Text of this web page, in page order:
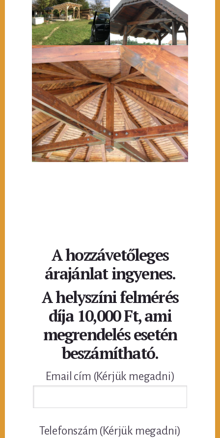
A hozzávetőleges
árajánlat ingyenes.
A helyszíni felmérés
díja 10,000 Ft, ami
megrendelés esetén
beszámítható.
Email cím (Kérjük megadni)
Telefonszám (Kérjük megadni)